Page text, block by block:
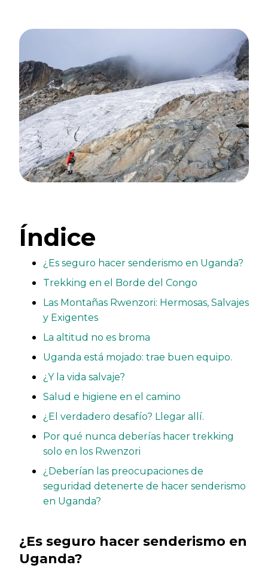
Índice
¿Es seguro hacer senderismo en Uganda?
Trekking en el Borde del Congo
Las Montañas Rwenzori: Hermosas, Salvajes
y Exigentes
La altitud no es broma
Uganda está mojado: trae buen equipo.
¿Y la vida salvaje?
Salud e higiene en el camino
¿El verdadero desafío? Llegar allí.
Por qué nunca deberías hacer trekking
solo en los Rwenzori
¿Deberían las preocupaciones de
seguridad detenerte de hacer senderismo
en Uganda?
¿Es seguro hacer senderismo en
Uganda?